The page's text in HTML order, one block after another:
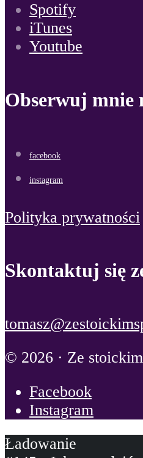
Spotify
iTunes
Youtube
Obserwuj mnie
facebook
instagram
Polityka prywatności
Skontaktuj się
© 2026 · Ze
Facebook
Instagram